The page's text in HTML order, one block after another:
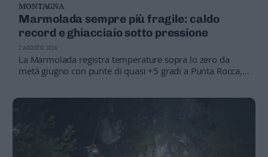
MONTAGNA
Marmolada sempre più fragile: caldo
record e ghiacciaio sotto pressione
La Marmolada registra temperature sopra lo zero da
metà giugno con punte di quasi +5 gradi a Punta Rocca,
2 AGOSTO 2026